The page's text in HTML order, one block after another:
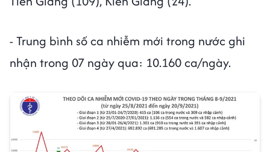
- Trung bình số ca nhiễm mới trong nước ghi
nhận trong 07 ngày qua: 10.160 ca/ngày.